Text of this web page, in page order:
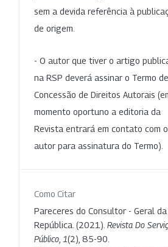
sem a devida referência à
de origem.
- O autor que tiver o artigo
na RSP deverá assinar o Termo de
Concessão de Direitos Autorais
momento oportuno a editoria da
Revista entrará em contato com o
autor para assinatura do Termo).
Como Citar
Pareceres do Consultor - Geral da
República. (2021). Revista Do
Público 1(2), 85-90.